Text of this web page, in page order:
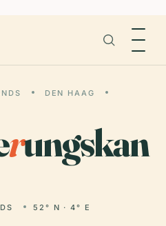
DEN HAAG
rungskan
52° N · 4° E